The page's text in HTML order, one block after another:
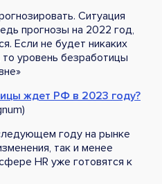
Ситуация
прогнозы на 2022 год,
Если не будет никаких
уровень безработицы
ждет РФ в 2023 году?
году на рынке
так и менее
HR уже готовятся к